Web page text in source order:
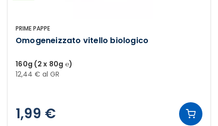
PRIME PAPPE
Omogeneizzato vitello biologico
160g (2 x 80g ℮)
12,44 € al GR
1,99 €